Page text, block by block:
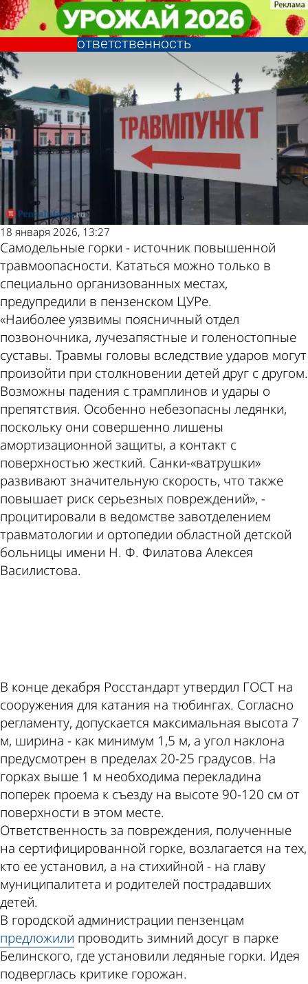
Стихийные горки: в чем
опасность и кто понесет
ответственность
Общество
18 января 2026, 13:27
Самодельные горки - источник повышенной
травмоопасности. Кататься можно только в
специально организованных местах,
предупредили в пензенском ЦУРе.
«Наиболее уязвимы поясничный отдел
позвоночника, лучезапястные и голеностопные
суставы. Травмы головы вследствие ударов могут
произойти при столкновении детей друг с другом.
Возможны падения с трамплинов и удары о
препятствия. Особенно небезопасны ледянки,
поскольку они совершенно лишены
амортизационной защиты, а контакт с
поверхностью жесткий. Санки-«ватрушки»
развивают значительную скорость, что также
повышает риск серьезных повреждений», -
процитировали в ведомстве завотделением
травматологии и ортопедии областной детской
больницы имени Н. Ф. Филатова Алексея
Василистова.
В конце декабря Росстандарт утвердил ГОСТ на
сооружения для катания на тюбингах. Согласно
регламенту, допускается максимальная высота 7
м, ширина - как минимум 1,5 м, а угол наклона
предусмотрен в пределах 20-25 градусов. На
горках выше 1 м необходима перекладина
поперек проема к съезду на высоте 90-120 см от
поверхности в этом месте.
Ответственность за повреждения, полученные
на сертифицированной горке, возлагается на тех,
кто ее установил, а на стихийной - на главу
муниципалитета и родителей пострадавших
детей.
В городской администрации пензенцам
предложили проводить зимний досуг в парке
Белинского, где установили ледяные горки. Идея
подверглась критике горожан.
Стихийные горки: в чем
опасность и кто понесет
ответственность
Общество
Другие
новости по
теме
Погода и
курсы валют
в Пензе